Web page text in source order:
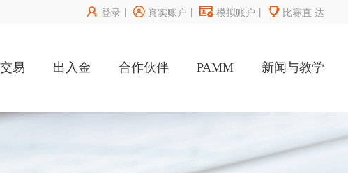
 登录 丨 真实账户  模拟账户  比赛直 达
交易 出入金 合作伙伴 PAMM 新闻与教学